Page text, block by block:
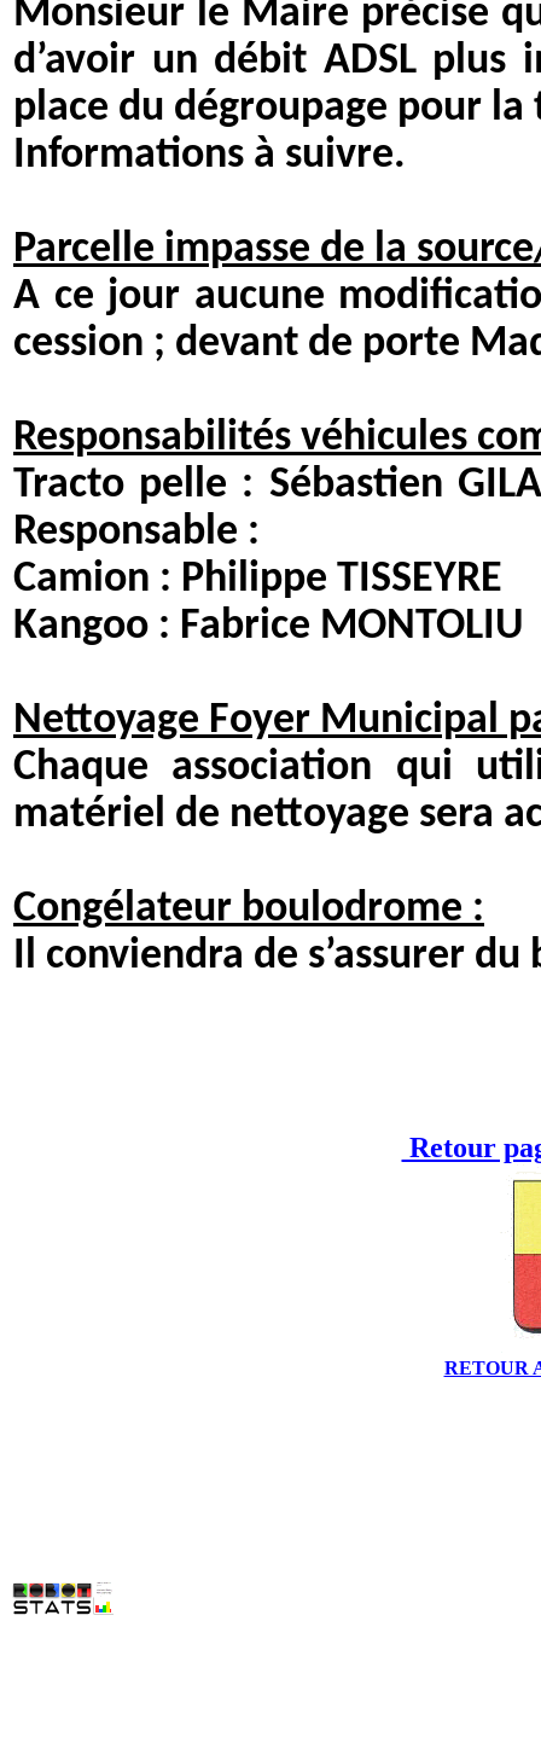
Monsieur le Maire précise
d’avoir un débit ADSL
place du dégroupage pour la
Informations à suivre.
Parcelle impasse de la
A ce jour aucune
cession ; devant de porte
Responsabilités véhicules
Tracto pelle :
Responsable :
Camion : Philippe
Kangoo : Fabrice MONTOLIU
Nettoyage Foyer Municipal
Chaque association qui
matériel de nettoyage sera
Congélateur boulodrome :
Il conviendra de s’assurer
Retour
RETOUR